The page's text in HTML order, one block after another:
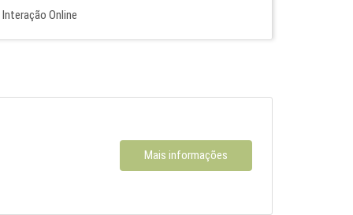
Interação Online
Mais informações